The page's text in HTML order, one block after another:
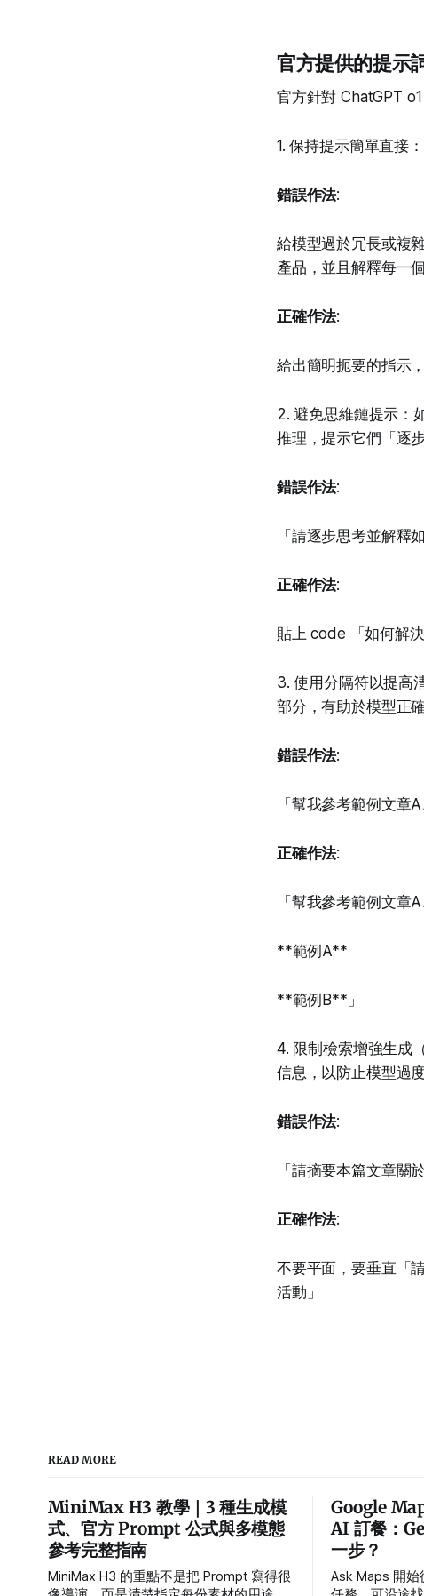
官方提供的提示
官方針對 ChatGPT
1. 保持提示簡單直接
錯誤作法:
給模型過於冗長或複
產品，並且解釋每一
正確作法:
給出簡明扼要的指示
2. 避免思維鏈提示：
推理，提示它們「逐
錯誤作法:
「請逐步思考並解釋
正確作法:
貼上 code 「如何解
3. 使用分隔符以提高
部分，有助於模型正
錯誤作法:
「幫我參考範例文章
正確作法:
「幫我參考範例文章
**範例A**
**範例B**」
4. 限制檢索增強生成
信息，以防止模型過
錯誤作法:
「請摘要本篇文章
正確作法:
不要平面，要垂直「
活動」
READ MORE
MiniMax H3 教學｜3 種生成模
式、官方 Prompt 公式與多模態
參考完整指南
MiniMax H3 的重點不是把 Prompt 寫得很
Google
AI 訂餐：
一步？
Ask Maps 開